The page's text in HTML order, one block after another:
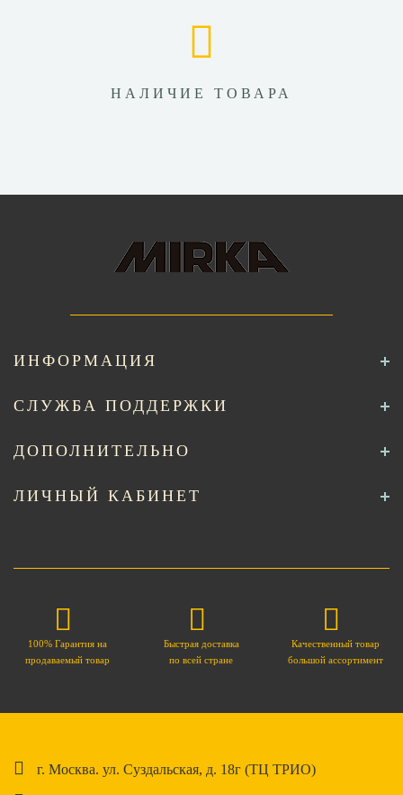
НАЛИЧИЕ ТОВАРА
ИНФОРМАЦИЯ
СЛУЖБА ПОДДЕРЖКИ
ДОПОЛНИТЕЛЬНО
ЛИЧНЫЙ КАБИНЕТ
100% Гарантия на
продаваемый товар
Быстрая доставка
по всей стране
Качественный товар
большой ассортимент
г. Москва. ул. Суздальская, д. 18г (ТЦ ТРИО)